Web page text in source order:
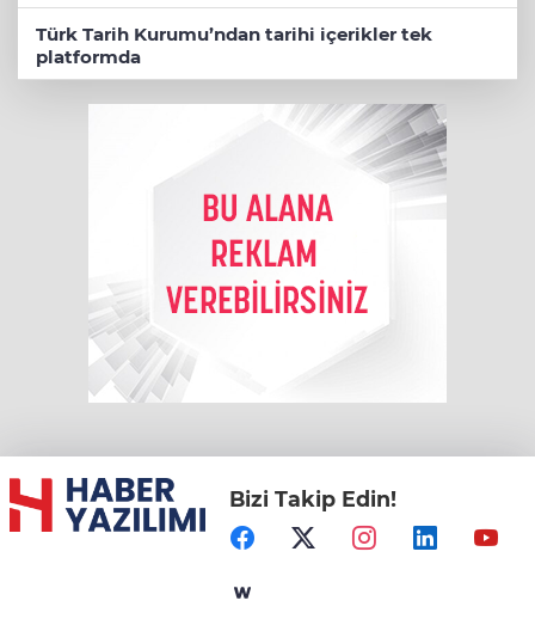
Türk Tarih Kurumu’ndan tarihi içerikler tek
platformda
Bizi Takip Edin!